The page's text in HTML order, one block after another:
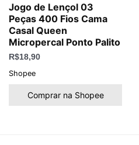
Jogo de Lençol 03
Peças 400 Fios Cama
Casal Queen
Micropercal Ponto Palito
R$18,90
Shopee
Comprar na Shopee